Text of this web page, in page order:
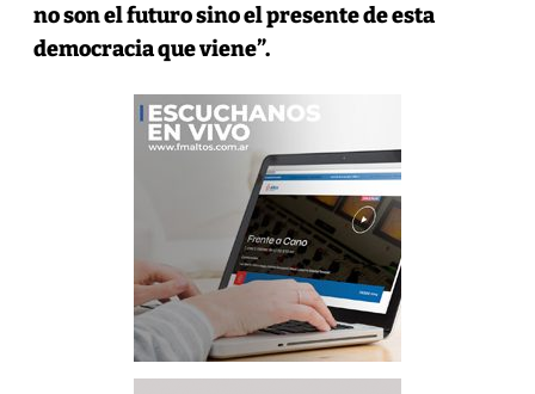
no son el futuro sino el presente de esta
democracia que viene”.